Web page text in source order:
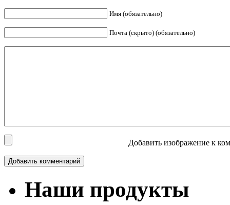
Имя (обязательно)
Почта (скрыто) (обязательно)
Добавить изображение к
Наши продукты